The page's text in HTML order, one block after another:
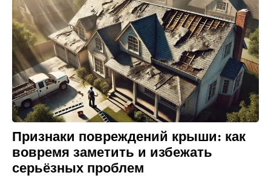
Признаки повреждений крыши: как
вовремя заметить и избежать
серьёзных проблем